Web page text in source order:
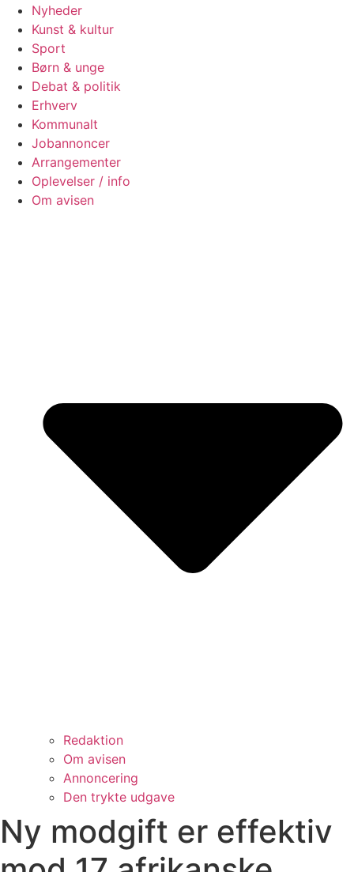
Nyheder
Kunst & kultur
Sport
Børn & unge
Debat & politik
Erhverv
Kommunalt
Jobannoncer
Arrangementer
Oplevelser / info
Om avisen
Redaktion
Om avisen
Annoncering
Den trykte udgave
Ny modgift er effektiv